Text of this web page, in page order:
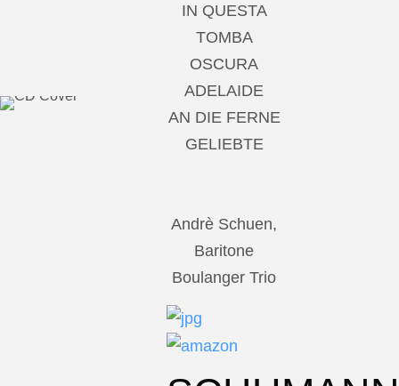
IN QUESTA
TOMBA
OSCURA
ADELAIDE
AN DIE FERNE
GELIEBTE
Andrè Schuen,
Baritone
Boulanger Trio